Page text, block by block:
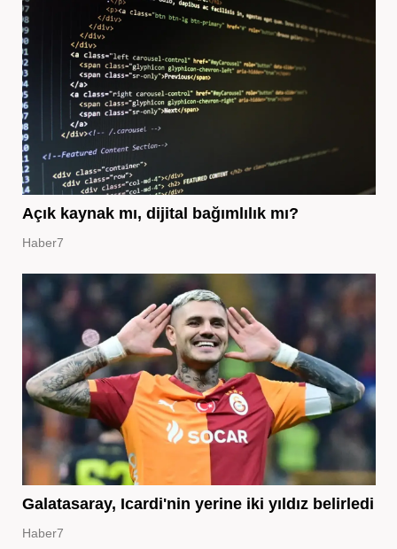
Açık kaynak mı, dijital bağımlılık mı?
Haber7
Galatasaray, Icardi'nin yerine iki yıldız belirledi
Haber7